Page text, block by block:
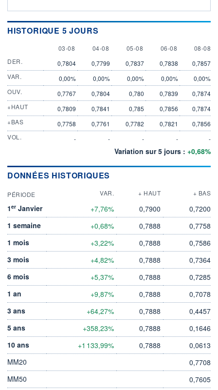
HISTORIQUE 5 JOURS
3 AUGUST
03-08 4 AUGUST
04-08 5 AUGUST
05-08 6 AUGUST
06-08 8
08-08
DER.
0,7804 0,7799 0,7837 0,7838
0,7857
VAR.
0,00% 0,00% 0,00% 0,00%
0,00%
OUV.
0,7767 0,7804 0,780 0,7839
0,7874
+HAUT
0,7809 0,7841 0,785 0,7856
0,7874
+BAS
0,7758 0,7761 0,7782 0,7821
0,7856
VOL.
- - - - -
Variation sur 5 jours : +0,68%
DONNÉES HISTORIQUES
PÉRIODE VAR. + HAUT + BAS
1er Janvier +7,76% 0,7900
0,7200
1 semaine
+0,68% 0,7888
0,7758
1 mois
+3,22% 0,7888
0,7586
3 mois
+4,82% 0,7888
0,7364
6 mois
+5,37% 0,7888
0,7285
1 an
+9,87% 0,7888
0,7078
3 ans
+64,27% 0,7888
0,4457
5 ans
+358,23% 0,7888
0,1646
10 ans
+1 133,99% 0,7888
0,0613
MM20
0,7708
MM50
0,7605